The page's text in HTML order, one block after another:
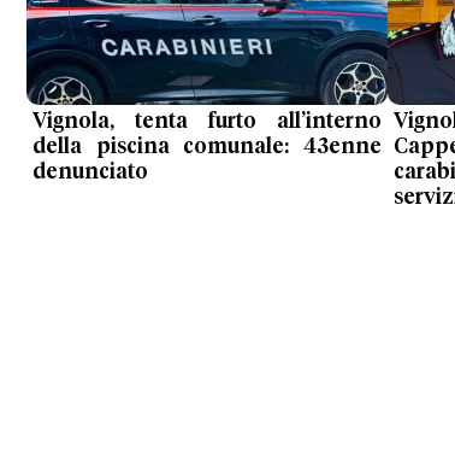
Vignola, tenta furto all’interno
della piscina comunale: 43enne
denunciato